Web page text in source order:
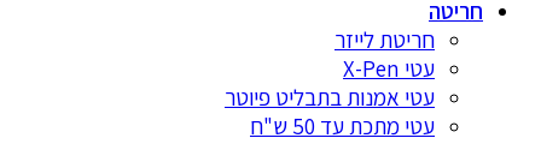
חריטה
חריטת לייזר
עטי X-Pen
עטי אמנות בתבליט פיוטר
עטי מתכת עד 50 ש"ח